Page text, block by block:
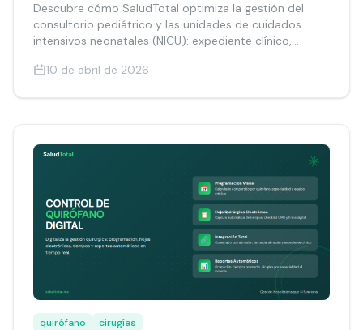
Descubre cómo SaludTotal optimiza la gestión del
consultorio pediátrico y las unidades de cuidados
intensivos neonatales (NICU): expediente clínico,
10 de abril de 2026
quirófano cirugías